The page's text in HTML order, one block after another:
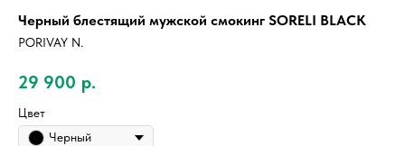
Черный блестящий мужской смокинг SORELI BLACK
PORIVAY N.
29 900 р.
Цвет
Черный